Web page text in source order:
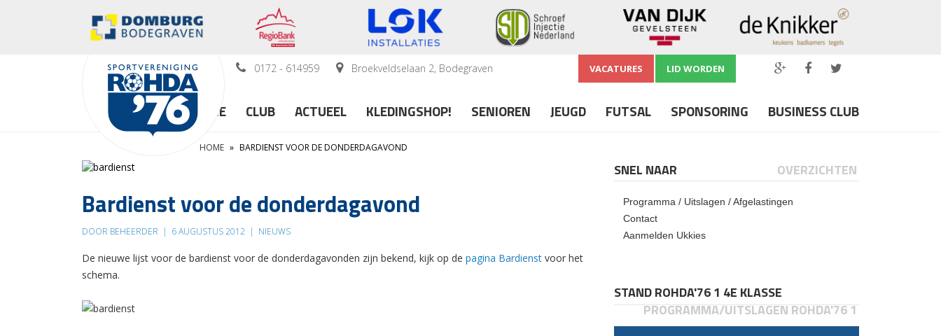
0172 - 614959 Broekveldselaan 2, Bodegraven VACATURES LID WORDEN
HOME CLUB ACTUEEL KLEDINGSHOP! SENIOREN JEUGD FUTSAL SPONSORING BUSINESS CLUB
HOME » BARDIENST VOOR DE DONDERDAGAVOND
Bardienst voor de donderdagavond
DOOR BEHEERDER | 6 AUGUSTUS 2012 | NIEUWS
De nieuwe lijst voor de bardienst voor de donderdagavonden zijn bekend, kijk op de pagina Bardienst voor het
schema.
SNEL NAAR OVERZICHTEN
Programma / Uitslagen / Afgelastingen
Contact
Aanmelden Ukkies
STAND ROHDA'76 1 4E KLASSE
PROGRAMMA/UITSLAGEN ROHDA'76 1